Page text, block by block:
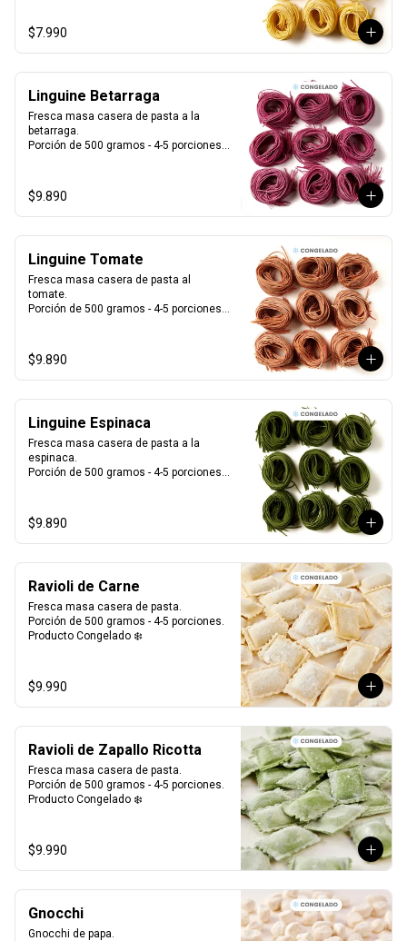
$7.990
Linguine Betarraga
Fresca masa casera de pasta a la
betarraga.
Porción de 500 gramos - 4-5 porciones.
$9.890
Linguine Tomate
Fresca masa casera de pasta al
tomate.
Porción de 500 gramos - 4-5 porciones.
$9.890
Linguine Espinaca
Fresca masa casera de pasta a la
espinaca.
Porción de 500 gramos - 4-5 porciones.
$9.890
Ravioli de Carne
Fresca masa casera de pasta.
Porción de 500 gramos - 4-5 porciones.
Producto Congelado ❄️
$9.990
Ravioli de Zapallo Ricotta
Fresca masa casera de pasta.
Porción de 500 gramos - 4-5 porciones.
Producto Congelado ❄️
$9.990
Gnocchi
Gnocchi de papa.